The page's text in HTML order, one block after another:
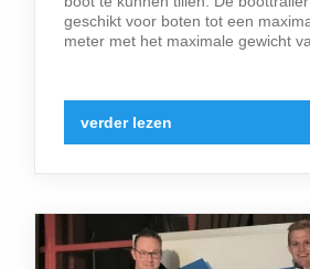
geschikt voor boten tot een
meter met het maximale gewicht
verder lezen